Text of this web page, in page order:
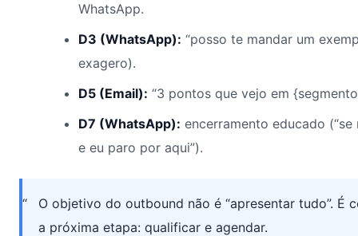
WhatsApp.
D3 (WhatsApp): “posso te mandar um
exagero).
D5 (Email): “3 pontos que vejo em
D7 (WhatsApp): encerramento educado
e eu paro por aqui”).
O objetivo do outbound não é “apresentar tudo”. É
a próxima etapa: qualificar e agendar.